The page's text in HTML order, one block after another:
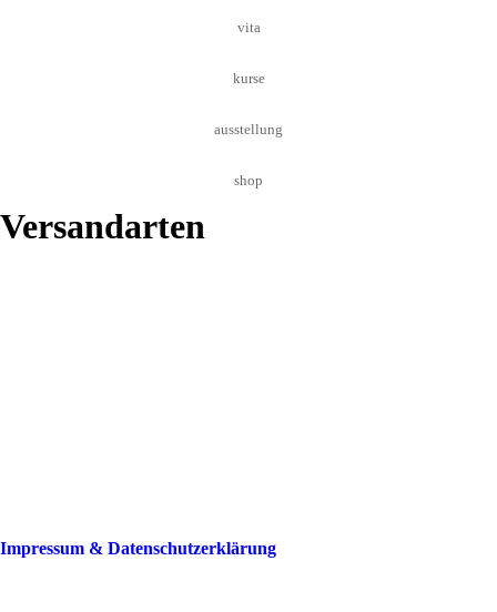
vita
kurse
ausstellung
shop
Versandarten
Impressum & Datenschutzerklärung